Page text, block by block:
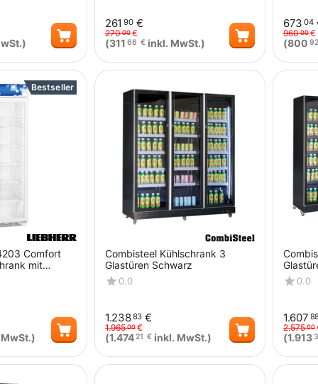
261 90 €
27000€
(311 66 € inkl. MwSt.)
673 04
96000€
(800 92
Bestseller
Comfort
mit
Combisteel Kühlschrank 3
Glastüren Schwarz
0.0
1.23883 €
1.96500€
(1.47421 € inkl. MwSt.)
0.0
1.607
2.57500
(1.913